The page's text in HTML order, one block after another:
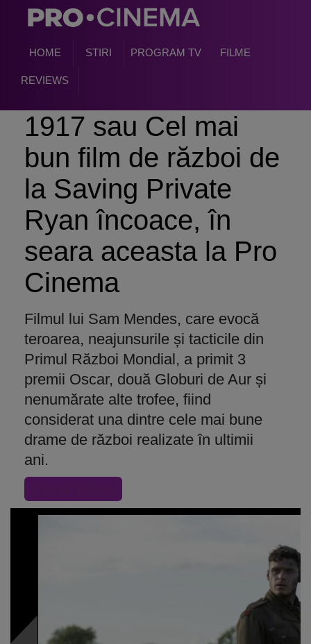
HOME STIRI PROGRAM TV FILME
REVIEWS
1917 sau Cel mai
bun film de război de
la Saving Private
Ryan încoace, în
seara aceasta la Pro
Cinema
Filmul lui Sam Mendes, care evocă
teroarea, neajunsurile și tacticile din
Primul Război Mondial, a primit 3
premii Oscar, două Globuri de Aur și
nenumărate alte trofee, fiind
considerat una dintre cele mai bune
drame de război realizate în ultimii
ani.